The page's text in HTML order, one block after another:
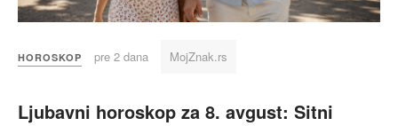
HOROSKOP pre 2 dana MojZnak.rs
Ljubavni horoskop za 8. avgust: Sitni